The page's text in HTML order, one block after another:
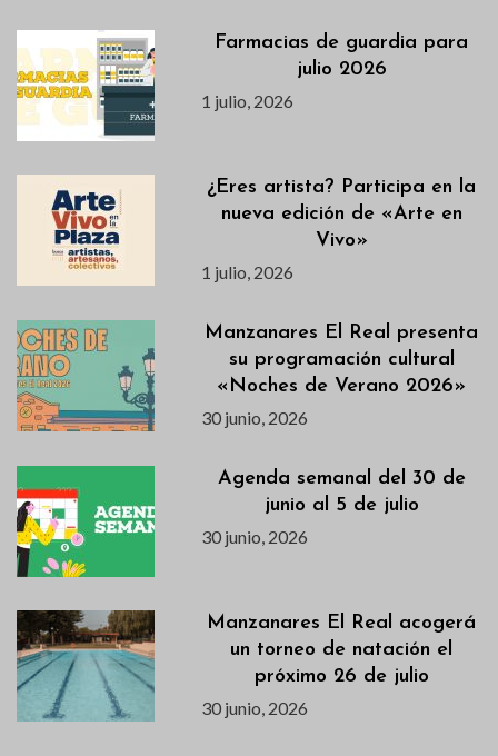
Farmacias de guardia para
julio 2026
1 julio, 2026
¿Eres artista? Participa en la
nueva edición de «Arte en
Vivo»
1 julio, 2026
Manzanares El Real presenta
su programación cultural
«Noches de Verano 2026»
30 junio, 2026
Agenda semanal del 30 de
junio al 5 de julio
30 junio, 2026
Manzanares El Real acogerá
un torneo de natación el
próximo 26 de julio
30 junio, 2026